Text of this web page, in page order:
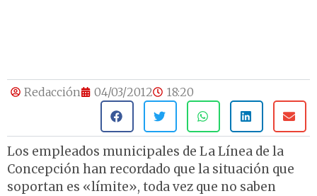
Redacción 04/03/2012 18:20
Los empleados municipales de La Línea de la
Concepción han recordado que la situación que
soportan es «límite», toda vez que no saben